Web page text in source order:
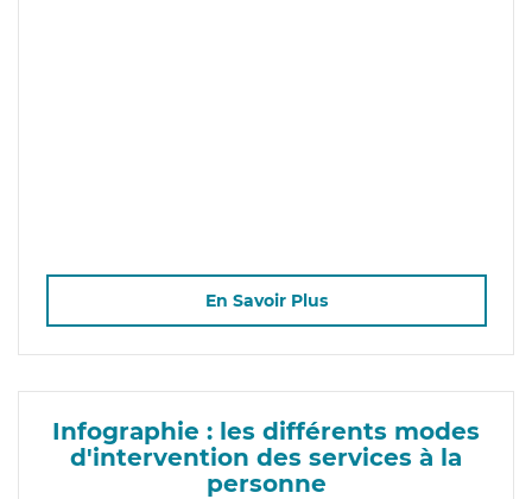
En Savoir Plus
Infographie : les différents modes
d'intervention des services à la
personne